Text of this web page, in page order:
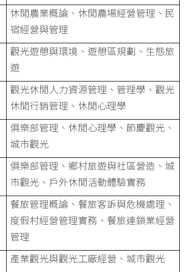
休閒農業概論、休閒農場經營管理、民
宿經營與管理
觀光遊憩與環境、遊憩區規劃、生態旅
遊
觀光休閒人力資源管理、管理學、觀光
休閒行銷管理、休閒心理學
俱樂部管理、休閒心理學、節慶觀光、
城市觀光
俱樂部管理、鄉村旅遊與社區營造、城
市觀光、戶外休閒活動體驗實務
餐旅管理概論、餐旅客訴與危機處理、
度假村經營管理實務、餐旅連鎖業經營
管理
產業觀光與觀光工廠經營、城市觀光